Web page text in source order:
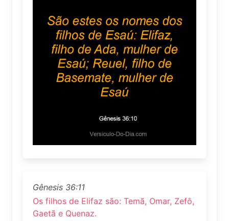
Gênesis 36:11
Os filhos de Elifaz são: Temã, Omar, Zefô,
Gaetã e Quenaz.